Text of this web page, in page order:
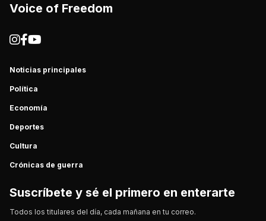
Voice of Freedom
Noticias principales
Política
Economía
Deportes
Cultura
Crónicas de guerra
Suscríbete y sé el primero en enterarte
Todos los titulares del día, cada mañana en tu correo.